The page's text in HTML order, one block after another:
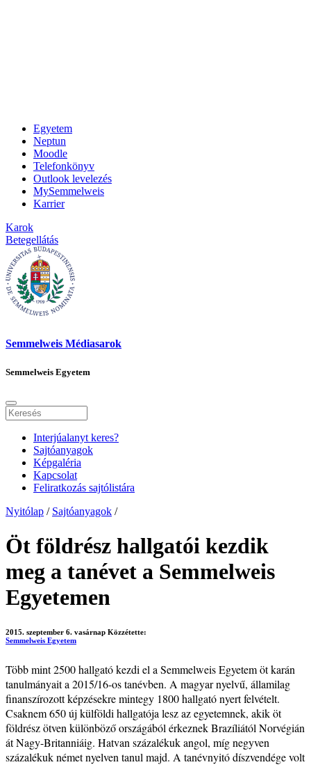
Egyetem
Neptun
Moodle
Telefonkönyv
Outlook levelezés
MySemmelweis
Karrier
Karok
Betegellátás
Semmelweis Médiasarok
Semmelweis Egyetem
Interjúalanyt keres?
Sajtóanyagok
Képgaléria
Kapcsolat
Feliratkozás sajtólistára
Nyitólap / Sajtóanyagok /
Öt földrész hallgatói kezdik
meg a tanévet a Semmelweis
Egyetemen
2015. szeptember 6. vasárnap Közzétette:
Semmelweis Egyetem
Több mint 2500 hallgató kezdi el a Semmelweis Egyetem öt karán
tanulmányait a 2015/16-os tanévben. A magyar nyelvű, államilag
finanszírozott képzésekre mintegy 1800 hallgató nyert felvételt.
Csaknem 650 új külföldi hallgatója lesz az egyetemnek, akik öt
földrész ötven különböző országából érkeznek Brazíliától Norvégián
át Nagy-Britanniáig. Hatvan százalékuk angol, míg negyven
százalékuk német nyelven tanul majd. A tanévnyitó díszvendége volt